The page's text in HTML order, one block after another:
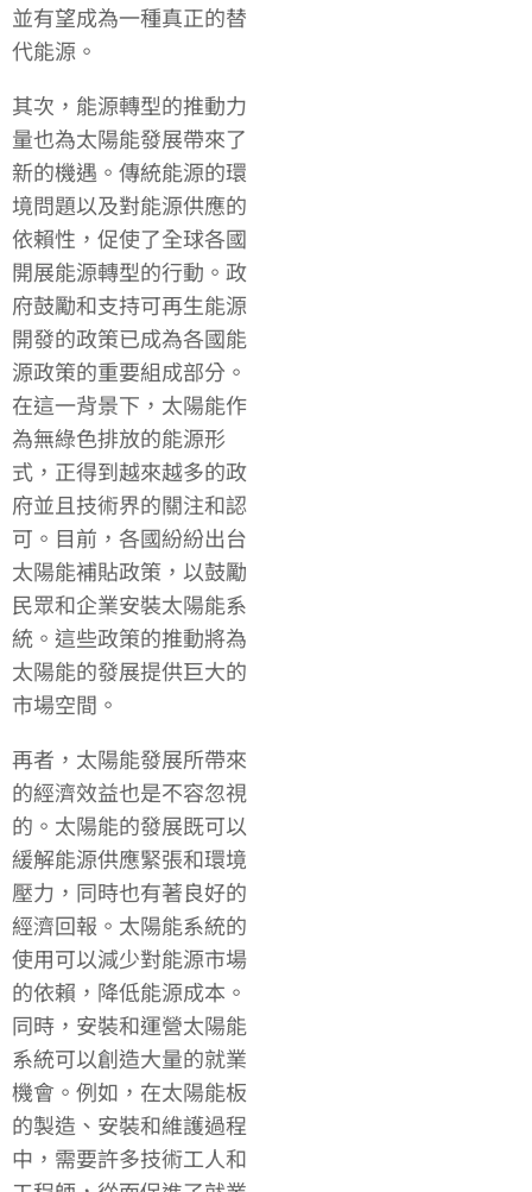
並有望成為一種真正的替
代能源。
其次，能源轉型的推動力
量也為太陽能發展帶來了
新的機遇。傳統能源的環
境問題以及對能源供應的
依賴性，促使了全球各國
開展能源轉型的行動。政
府鼓勵和支持可再生能源
開發的政策已成為各國能
源政策的重要組成部分。
在這一背景下，太陽能作
為無綠色排放的能源形
式，正得到越來越多的政
府並且技術界的關注和認
可。目前，各國紛紛出台
太陽能補貼政策，以鼓勵
民眾和企業安裝太陽能系
統。這些政策的推動將為
太陽能的發展提供巨大的
市場空間。
再者，太陽能發展所帶來
的經濟效益也是不容忽視
的。太陽能的發展既可以
緩解能源供應緊張和環境
壓力，同時也有著良好的
經濟回報。太陽能系統的
使用可以減少對能源市場
的依賴，降低能源成本。
同時，安裝和運營太陽能
系統可以創造大量的就業
機會。例如，在太陽能板
的製造、安裝和維護過程
中，需要許多技術工人和